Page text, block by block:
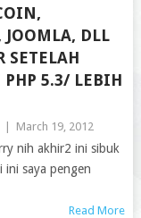
JOOMLA, DLL
SETELAH
PHP 5.3/ LEBIH
March 19, 2012
nih akhir2 ini sibuk
ini saya pengen
Read More